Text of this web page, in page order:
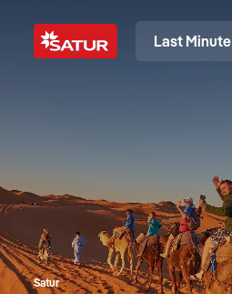
Last Minute
Satur